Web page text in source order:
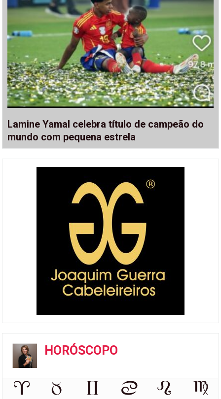
Lamine Yamal celebra título de campeão do
mundo com pequena estrela
HORÓSCOPO